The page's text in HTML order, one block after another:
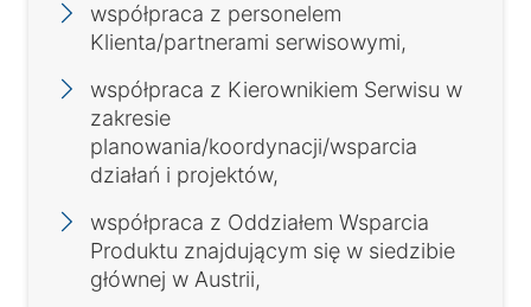
współpraca z personelem
Klienta/partnerami serwisowymi,
współpraca z Kierownikiem Serwisu w
zakresie
planowania/koordynacji/wsparcia
działań i projektów,
współpraca z Oddziałem Wsparcia
Produktu znajdującym się w siedzibie
głównej w Austrii,